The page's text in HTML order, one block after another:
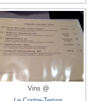
Vins @